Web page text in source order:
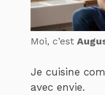
Moi, c’est
Je cuisine
avec envie.